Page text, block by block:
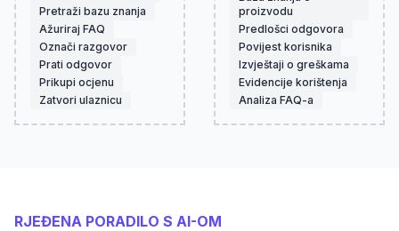
Pretraži bazu znanja
Ažuriraj FAQ
Označi razgovor
Prati odgovor
Prikupi ocjenu
Zatvori ulaznicu
proizvodu
Predlošci odgovora
Povijest korisnika
Izvještaji o greškama
Evidencije korištenja
Analiza FAQ-a
RJEĐENA PORADILO S AI-OM